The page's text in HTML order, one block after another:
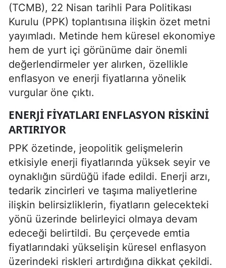
(TCMB), 22 Nisan tarihli Para Politikası
Kurulu (PPK) toplantısına ilişkin özet metni
yayımladı. Metinde hem küresel ekonomiye
hem de yurt içi görünüme dair önemli
değerlendirmeler yer alırken, özellikle
enflasyon ve enerji fiyatlarına yönelik
vurgular öne çıktı.
ENERJI FIYATLARI ENFLASYON RISKINI
ARTIRIYOR
PPK özetinde, jeopolitik gelişmelerin
etkisiyle enerji fiyatlarında yüksek seyir ve
oynaklığın sürdüğü ifade edildi. Enerji arzı,
tedarik zincirleri ve taşıma maliyetlerine
ilişkin belirsizliklerin, fiyatların gelecekteki
yönü üzerinde belirleyici olmaya devam
edeceği belirtildi. Bu çerçevede emtia
fiyatlarındaki yükselişin küresel enflasyon
üzerindeki riskleri artırdığına dikkat çekildi.